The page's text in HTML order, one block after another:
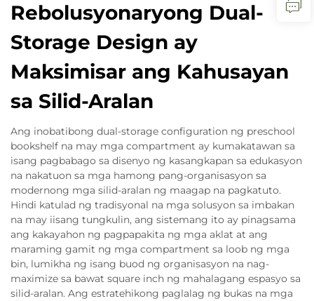
Rebolusyonaryong Dual-
Storage Design ay
Maksimisar ang Kahusayan
sa Silid-Aralan
Ang inobatibong dual-storage configuration ng preschool
bookshelf na may mga compartment ay kumakatawan sa
isang pagbabago sa disenyo ng kasangkapan sa edukasyon
na nakatuon sa mga hamong pang-organisasyon sa
modernong mga silid-aralan ng maagap na pagkatuto.
Hindi katulad ng tradisyonal na mga solusyon sa imbakan
na may iisang tungkulin, ang sistemang ito ay pinagsama
ang kakayahon ng pagpapakita ng mga aklat at ang
maraming gamit ng mga compartment sa loob ng mga
bin, lumikha ng isang buod ng organisasyon na nag-
maximize sa bawat square inch ng mahalagang espasyo sa
silid-aralan. Ang estratehikong paglalag ng bukas na mga